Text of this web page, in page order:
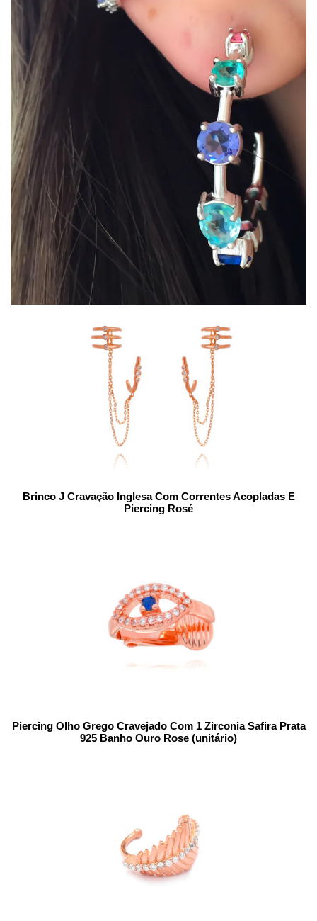
Brinco J Cravação Inglesa Com Correntes Acopladas E
Piercing Rosé
Piercing Olho Grego Cravejado Com 1 Zirconia Safira Prata
925 Banho Ouro Rose (unitário)